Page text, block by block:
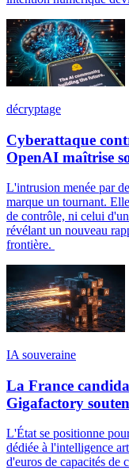
décryptage
Cyberattaque
OpenAI maîtrise
L'intrusion menée par
marque un tournant.
de contrôle, ni celui
révélant un nouveau
frontière.
IA souveraine
La France
Gigafactory
L'État se positionne
dédiée à l'intelligence
d'euros de capacités de